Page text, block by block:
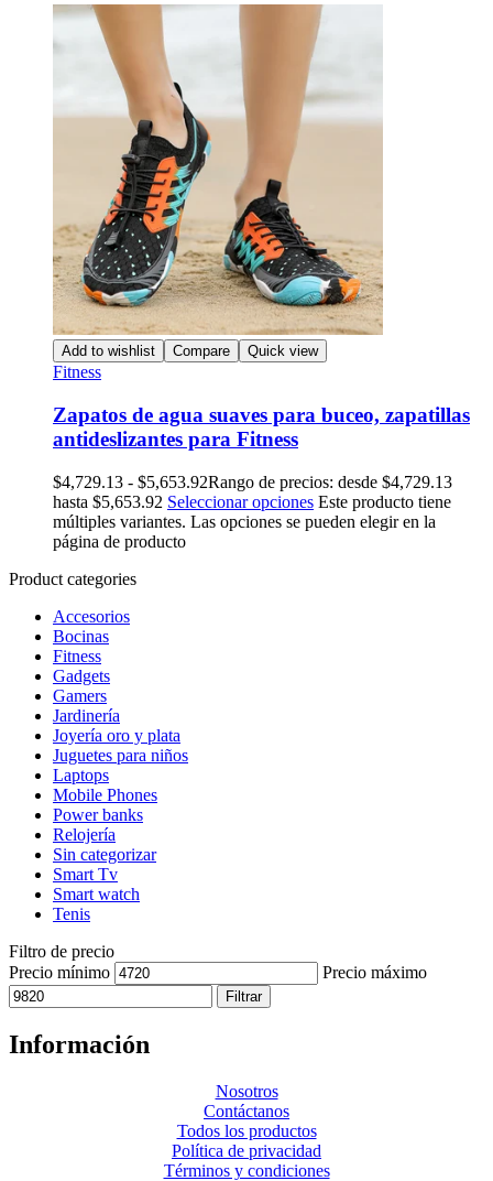
Add to wishlist Compare Quick view
Fitness
Zapatos de agua suaves para buceo, zapatillas
antideslizantes para Fitness
$4,729.13 - $5,653.92Rango de precios: desde $4,729.13
hasta $5,653.92 Seleccionar opciones Este producto tiene
múltiples variantes. Las opciones se pueden elegir en la
página de producto
Product categories
Accesorios
Bocinas
Fitness
Gadgets
Gamers
Jardinería
Joyería oro y plata
Juguetes para niños
Laptops
Mobile Phones
Power banks
Relojería
Sin categorizar
Smart Tv
Smart watch
Tenis
Filtro de precio
Precio mínimo
Precio máximo
Filtrar
Información
Nosotros
Contáctanos
Todos los productos
Política de privacidad
Términos y condiciones